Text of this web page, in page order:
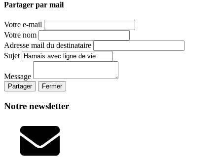
Partager par mail
Votre e-mail
Votre nom
Adresse mail du destinataire
Sujet
Message
Partager Fermer
Notre newsletter